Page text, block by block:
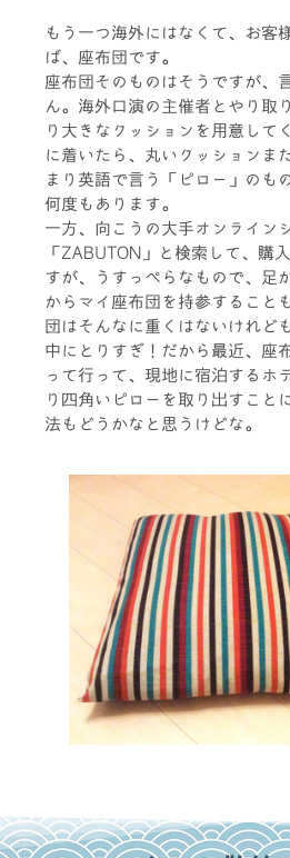
もう一つ海外にはなくて、お客
ば、座布団です。
座布団そのものはそうですが、
ん。海外口演の主催者とやり取
り大きなクッションを用意して
に着いたら、丸いクッションま
まり英語で言う「ピロー」のも
何度もあります。
一方、向こうの大手オンライン
「ZABUTON」と検索して、購
すが、うすっぺらなもので、足
からマイ座布団を持参すること
団はそんなに重くはないけれど
中にとりすぎ！だから最近、座
って行って、現地に宿泊するホ
り四角いピローを取り出すこと
法もどうかなと思うけどな。